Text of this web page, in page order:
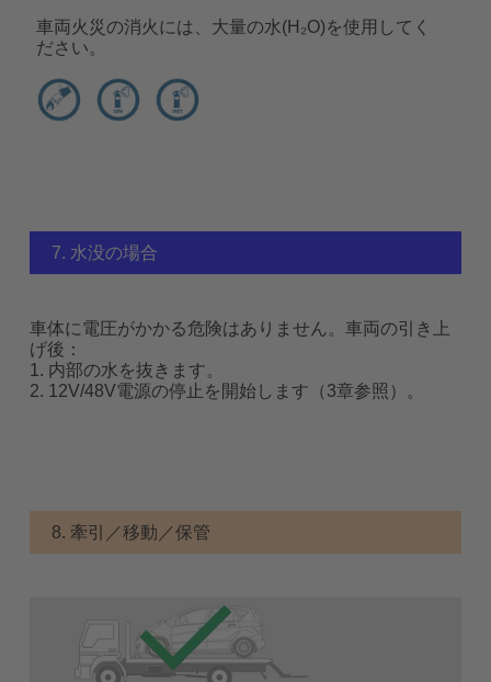
車両火災の消火には、大量の水(H₂O)を使用してく
ださい。
7. 水没の場合
車体に電圧がかかる危険はありません。車両の引き上
げ後：
1. 内部の水を抜きます。
2. 12V/48V電源の停止を開始します（3章参照）。
8. 牽引／移動／保管